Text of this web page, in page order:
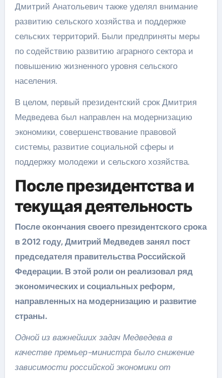
Дмитрий Анатольевич также уделял внимание
развитию сельского хозяйства и поддержке
сельских территорий. Были предприняты меры
по содействию развитию аграрного сектора и
повышению жизненного уровня сельского
населения.
В целом, первый президентский срок Дмитрия
Медведева был направлен на модернизацию
экономики, совершенствование правовой
системы, развитие социальной сферы и
поддержку молодежи и сельского хозяйства.
После президентства и
текущая деятельность
После окончания своего президентского срока
в 2012 году, Дмитрий Медведев занял пост
председателя правительства Российской
Федерации. В этой роли он реализовал ряд
экономических и социальных реформ,
направленных на модернизацию и развитие
страны.
Одной из важнейших задач Медведева в
качестве премьер-министра было снижение
зависимости российской экономики от